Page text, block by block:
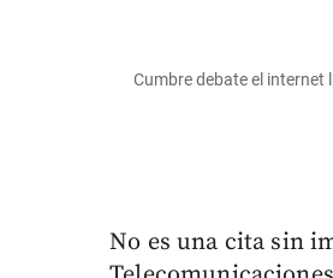
Cumbre debate el internet
No es una cita sin